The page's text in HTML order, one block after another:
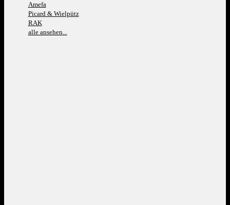
Amefa
Picard & Wielpütz
RAK
alle ansehen...